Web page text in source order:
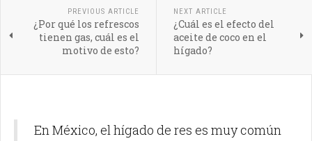
PREVIOUS ARTICLE
¿Por qué los refrescos
tienen gas, cuál es el
motivo de esto?
NEXT ARTICLE
¿Cuál es el efecto del
aceite de coco en el
hígado?
En México, el hígado de res es muy común